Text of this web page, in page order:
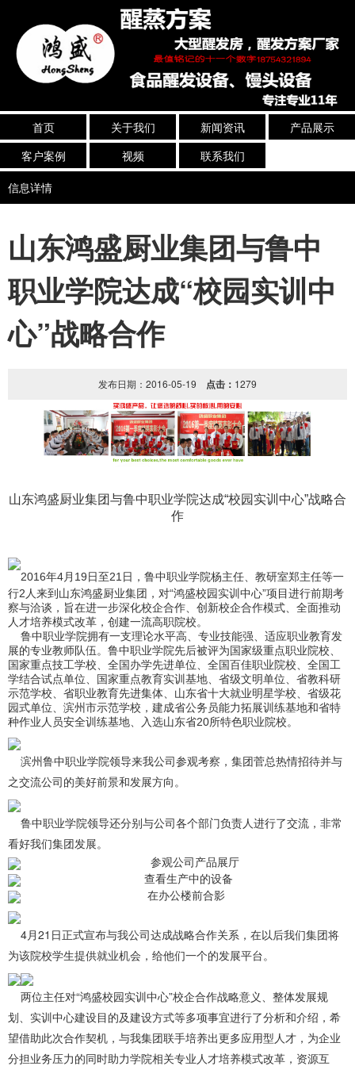
首页 关于我们 新闻资讯
产品展示
客户案例
视频
联系我们
信息详情
山东鸿盛厨业集团与鲁中
职业学院达成“校园实训中
心”战略合作
发布日期：2016-05-19 点击： 1279
山东鸿盛厨业集团与鲁中职业学院达成“校园实训中心”战略合
作
2016年4月19日至21日，鲁中职业学院杨主任、教研室郑主任等一
行2人来到 山东鸿盛厨业集团 ，对“鸿盛校园实训中心”项目进行前期考
察与洽谈，旨在进一步深化校企合作、创新校企合作模式、全面推动
人才培养模式改革，创建一流高职院校。
鲁中职业学院拥有一支理论水平高、专业技能强、适应职业教育发
展的专业教师队伍。鲁中职业学院先后被评为国家级重点职业院校、
国家重点技工学校、全国办学先进单位、全国百佳职业院校、全国工
学结合试点单位、国家重点教育实训基地、省级文明单位、省教科研
示范学校、省职业教育先进集体、山东省十大就业明星学校、省级花
园式单位、滨州市示范学校，建成省公务员能力拓展训练基地和省特
种作业人员安全训练基地、入选山东省20所特色职业院校。
滨州鲁中职业学院领导来我公司参观考察，集团菅总热情招待并与
之交流公司的美好前景和发展方向。
鲁中职业学院领导还分别与公司各个部门负责人进行了交流，非常
看好我们集团发展。
参观公司产品展厅
查看生产中的设备
在办公楼前合影
4月21日正式宣布与我公司达成战略合作关系，在以后我们集团将
为该院校学生提供就业机会，给他们一个的发展平台。
两位主任对“鸿盛校园实训中心”校企合作战略意义、整体发展规
划、实训中心建设目的及建设方式等多项事宜进行了分析和介绍，希
望借助此次合作契机，与我集团联手培养出更多应用型人才，为企业
分担业务压力的同时助力学院相关专业人才培养模式改革，资源互